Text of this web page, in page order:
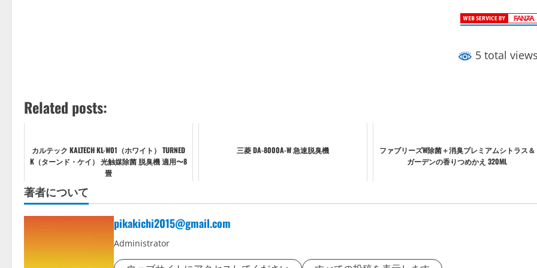
5 total
Related posts:
カルテック KALTECH KL-W01（ホワイト） TURNED
K（ターンド・ケイ） 光触媒除菌 脱臭機 適用〜8
畳
三菱 DA-8000A-W 急速脱臭機
ファブリーズW除菌＋消臭プレミアムシトラス＆
ガーデンの香りつめかえ 320ML
著者について
pikakichi2015@gmail.com
Administrator